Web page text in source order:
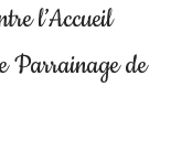
l’Accueil
Parrainage de